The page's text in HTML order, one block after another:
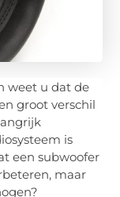
weet u dat de
groot verschil
is
een subwoofer
maar